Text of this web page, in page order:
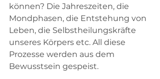
können? Die Jahreszeiten, die
Mondphasen, die Entstehung von
Leben, die Selbstheilungskräfte
unseres Körpers etc. All diese
Prozesse werden aus dem
Bewusstsein gespeist.